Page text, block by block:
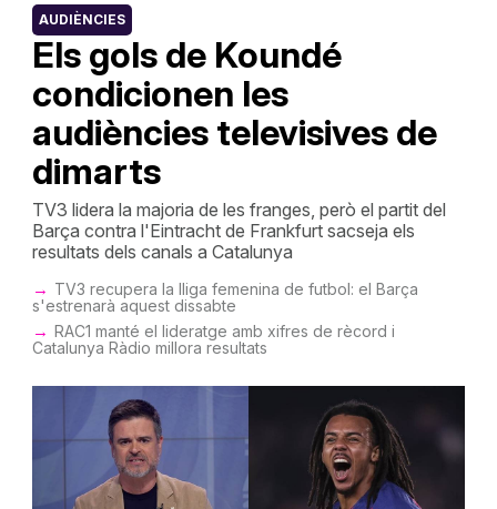
Els gols de Koundé
condicionen les
audiències televisives de
dimarts
AUDIÈNCIES
TV3 lidera la majoria de les franges, però el partit del
Barça contra l'Eintracht de Frankfurt sacseja els
resultats dels canals a Catalunya
TV3 recupera la lliga femenina de futbol: el Barça
s'estrenarà aquest dissabte
RAC1 manté el lideratge amb xifres de rècord i
Catalunya Ràdio millora resultats